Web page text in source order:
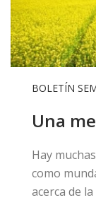
BOLETÍN
Una
​Hay
como
acerca de